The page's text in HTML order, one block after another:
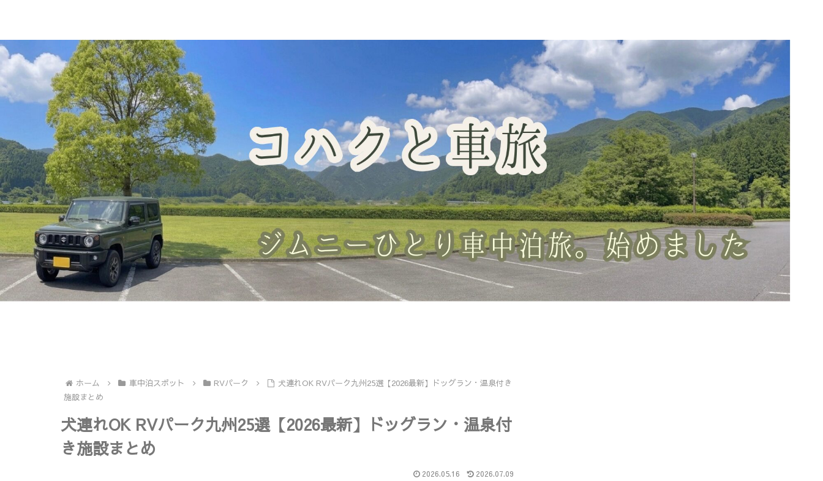
ホーム 車中泊スポット RVパーク
犬連れOK RVパーク九州25選【2026最新】ドッグラン・温泉付き
施設まとめ
犬連れOK RVパーク九州25選【2026最新】ドッグラン・温泉付
き施設まとめ
2026.05.16 2026.07.09